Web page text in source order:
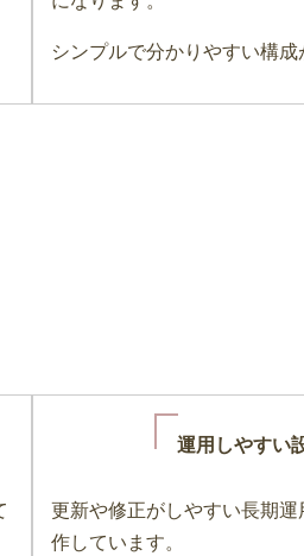
シンプルで分かりやすい構成
運用しやすい
更新や修正がしやすい長期
作しています。